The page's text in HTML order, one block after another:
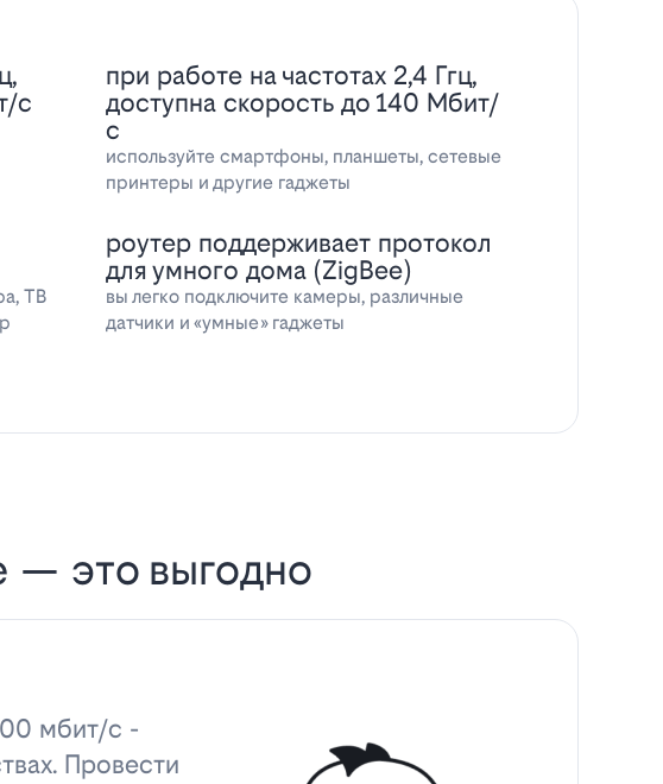
с
при работе на частотах 2,4 Ггц,
доступна скорость до 140 Мбит/
с
используйте смартфоны, планшеты, сетевые
принтеры и другие гаджеты
ТВ
роутер поддерживает протокол
для умного дома (ZigBee)
вы легко подключите камеры, различные
датчики и «умные» гаджеты
— это выгодно
мбит/с -
Провести